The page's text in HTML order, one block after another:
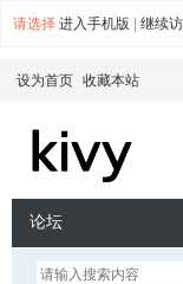
请选择 进入手机版 继续
设为首页 收藏本站
论坛